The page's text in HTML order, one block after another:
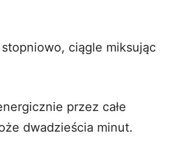
stopniowo, ciągle miksując
przez całe
dwadzieścia minut.